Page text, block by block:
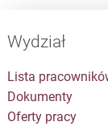
Wydział
Lista
Dokumenty
Oferty pracy